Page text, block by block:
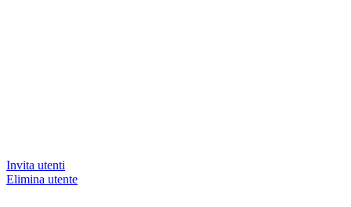
Invita utenti
Elimina utente